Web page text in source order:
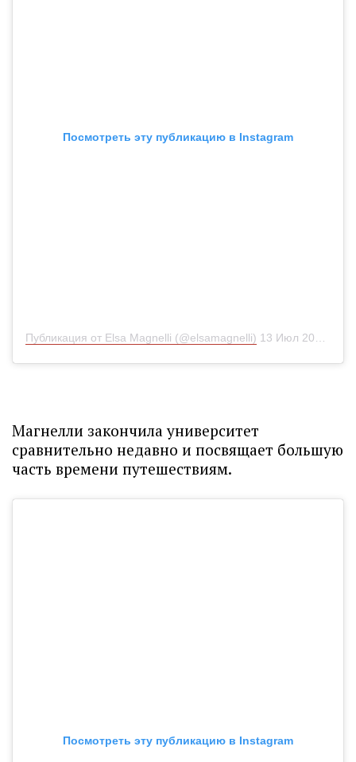
Посмотреть эту публикацию в Instagram
Публикация от Elsa Magnelli (@elsamagnelli) 13 Июл 2020 в 8:58 PDT
Магнелли закончила университет
сравнительно недавно и посвящает большую
часть времени путешествиям.
Посмотреть эту публикацию в Instagram